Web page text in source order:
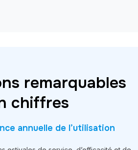
remarquables
chiffres
annuelle de l’utilisation